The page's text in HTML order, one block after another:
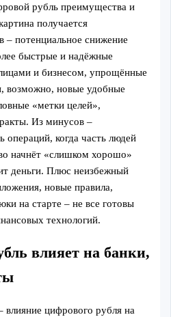
рубль преимущества и
получается
– потенциальное снижение
быстрые и надёжные
и бизнесом, упрощённые
возможно, новые удобные
«метки целей»,
Из минусов –
операций, когда часть людей
начнёт «слишком хорошо»
деньги. Плюс неизбежный
новые правила,
на старте – не все готовы
технологий.
влияет на банки,
влияние цифрового рубля на